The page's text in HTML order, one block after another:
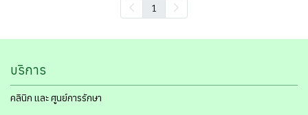
1
บริการ
คลินิก และ ศูนย์การรักษา